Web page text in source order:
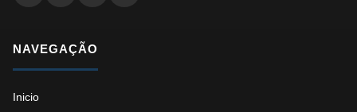
NAVEGAÇÃO
Inicio